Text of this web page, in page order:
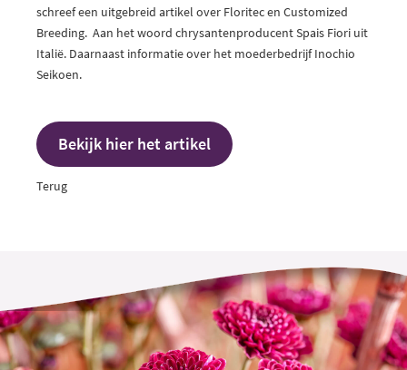
schreef een uitgebreid artikel over Floritec en Customized
Breeding. Aan het woord chrysantenproducent Spais Fiori uit
Italië. Daarnaast informatie over het moederbedrijf Inochio
Seikoen.
Bekijk hier het artikel
Terug